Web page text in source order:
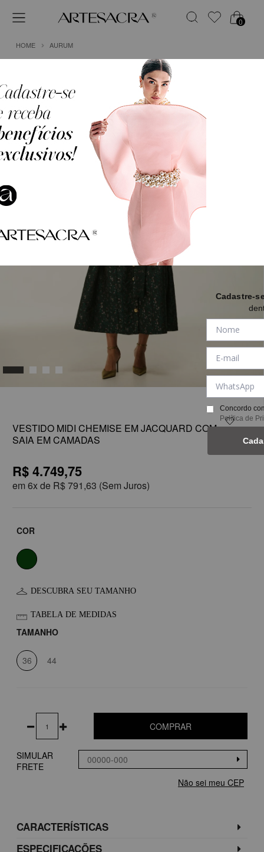
0
HOME AURUM
1
VESTIDO MIDI CHEMISE EM JACQUARD COM
SAIA EM CAMADAS
R$ 4.749,75
em 6x de R$ 791,63 (Sem Juros)
COR
DESCUBRA SEU TAMANHO
TABELA DE MEDIDAS
TAMANHO
36 44
COMPRAR
SIMULAR
FRETE
Não sei meu CEP
CARACTERÍSTICAS
ESPECIFICAÇÕES
Cadastre-
Concordo
Política de